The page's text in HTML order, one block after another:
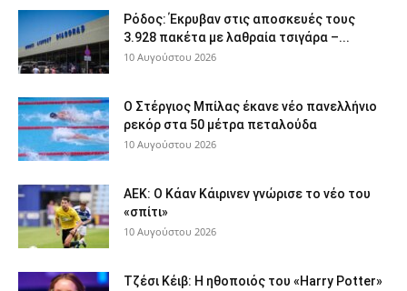
Ρόδος: Έκρυβαν στις αποσκευές τους
3.928 πακέτα με λαθραία τσιγάρα –...
10 Αυγούστου 2026
Ο Στέργιος Μπίλας έκανε νέο πανελλήνιο
ρεκόρ στα 50 μέτρα πεταλούδα
10 Αυγούστου 2026
ΑΕΚ: Ο Κάαν Κάιρινεν γνώρισε το νέο του
«σπίτι»
10 Αυγούστου 2026
Τζέσι Κέιβ: Η ηθοποιός του «Harry Potter»